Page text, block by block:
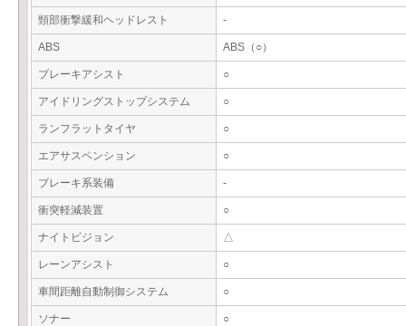
頸部衝撃緩和ヘッドレスト -
ABS ABS（○）
ブレーキアシスト ○
アイドリングストップシステム ○
ランフラットタイヤ ○
エアサスペンション ○
ブレーキ系装備 -
衝突軽減装置 ○
ナイトビジョン △
レーンアシスト ○
車間距離自動制御システム ○
ソナー ○